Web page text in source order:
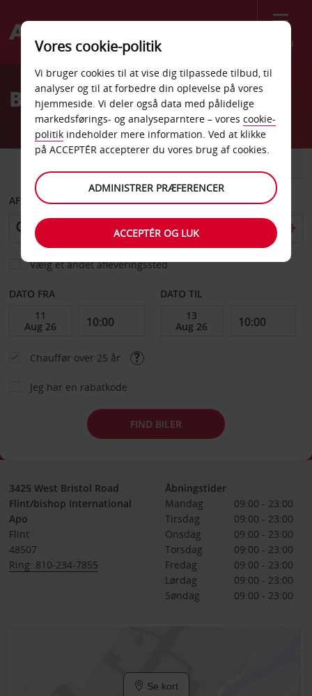
Menu
Welcome
AvisBilleje Flint Lufthavn
AFHENT FRA
Vælg et andet afleveringssted
DATO FRA DATO TIL
Chauffør over 25 år
Jeg har en rabatkode
FIND BILER
3425 West Bristol Road
Flint/bishop International
Apo
Flint
48507
Ring: 810-234-7855
Åbningstider
Mandag
09:00 - 23:00
Tirsdag
09:00 - 23:00
Onsdag
09:00 - 23:00
Torsdag
09:00 - 23:00
Fredag
09:00 - 23:00
Lørdag
09:00 - 23:00
Søndag
09:00 - 23:00
Se kort
Vores cookie-politik
Vi bruger cookies til at vise dig tilpassede tilbud, til
analyser og til at forbedre din oplevelse på vores
hjemmeside. Vi deler også data med pålidelige
markedsførings- og analyseparntere – vores cookie-
politik indeholder mere information. Ved at klikke
på ACCEPTÉR accepterer du vores brug af cookies.
ADMINISTRER PRÆFERENCER
ACCEPTÉR OG LUK